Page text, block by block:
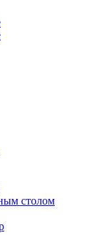
столом